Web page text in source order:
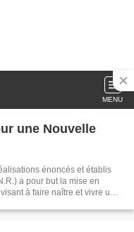
MENU
une Nouvelle
énoncés et établis
a pour but la mise en
à faire naître et vivre une